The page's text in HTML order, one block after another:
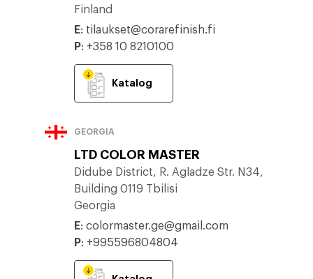
Finland
E: tilaukset@corarefinish.fi
P: +358 10 8210100
Katalog
GEORGIA
LTD COLOR MASTER
Didube District, R. Agladze Str. N34,
Building 0119 Tbilisi
Georgia
E: colormaster.ge@gmail.com
P: +995596804804